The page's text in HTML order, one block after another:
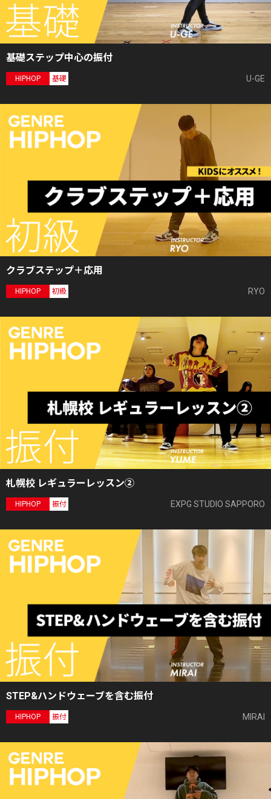
基礎ステップ中心の振付
HIPHOP 基礎 U-GE
クラブステップ＋応用
HIPHOP 初級 RYO
札幌校 レギュラーレッスン②
HIPHOP 振付 EXPG STUDIO SAPPORO
STEP&ハンドウェーブを含む振付
HIPHOP 振付 MIRAI